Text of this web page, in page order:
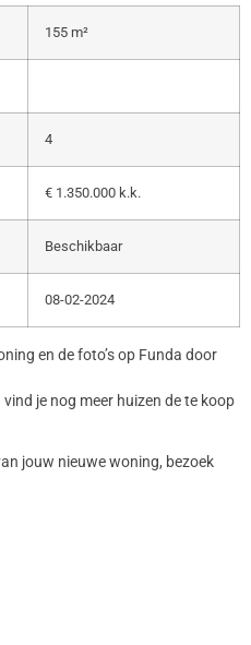
155 m²
4
€ 1.350.000 k.k.
Beschikbaar
08-02-2024
en de foto’s op Funda door
vind je nog meer huizen de te koop
jouw nieuwe woning, bezoek